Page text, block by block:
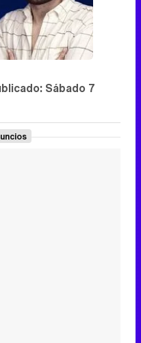
Sábado 7